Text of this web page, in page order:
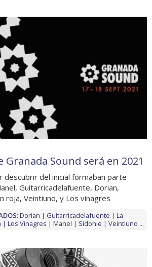
Granada Sound será en 2021
descubrir del inicial formaban parte
Guitarricadelafuente, Dorian,
roja, Veintiuno, y Los vinagres
Dorian Guitarricadelafuente
La
Los Vinagres Manel Sidonie Veintiuno ...